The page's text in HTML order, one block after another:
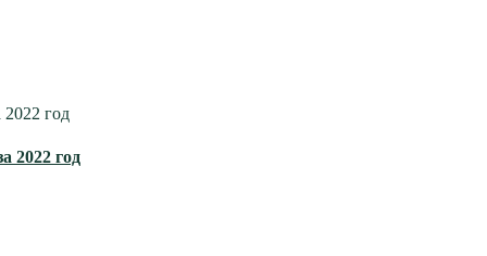
2022 год
2022 год